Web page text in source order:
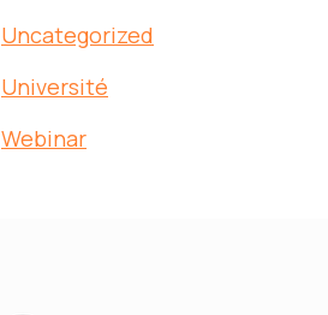
Uncategorized
Université
Webinar